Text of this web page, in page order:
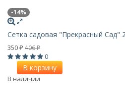
-14%
Сетка садовая "Прекрасный Сад"
350 ₽ 406₽
0
В корзину
В наличии